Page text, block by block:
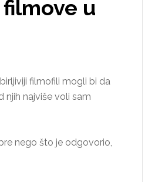
u
filmofili mogli bi da
njih najviše voli sam
nego što je odgovorio,